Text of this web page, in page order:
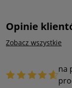
Opinie
Zobacz wszystkie
na